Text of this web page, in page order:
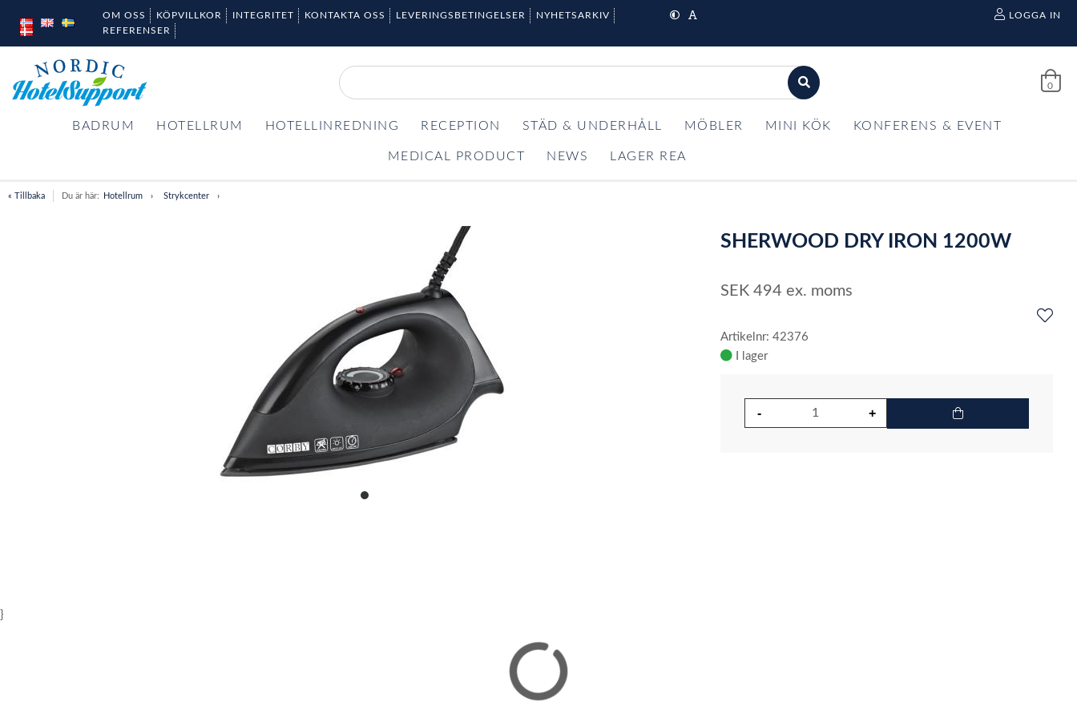
OM OSS KÖPVILLKOR INTEGRITET KONTAKTA OSS LEVERINGSBETINGELSER
NYHETSARKIV
REFERENSER
LOGGA IN
0
BADRUM HOTELLRUM HOTELLINREDNING RECEPTION STÄD & UNDERHÅLL MÖBLER MINI KÖK KONFERENS & EVENT
MEDICAL PRODUCT NEWS LAGER REA
« Tillbaka Du är här: Hotellrum Strykcenter
item
SHERWOOD DRY IRON 1200W
SEK494 ex. moms
Artikelnr: 42376
I lager
}